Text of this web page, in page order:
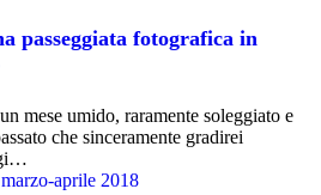
passeggiata fotografica in
mese umido, raramente soleggiato e
che sinceramente gradirei